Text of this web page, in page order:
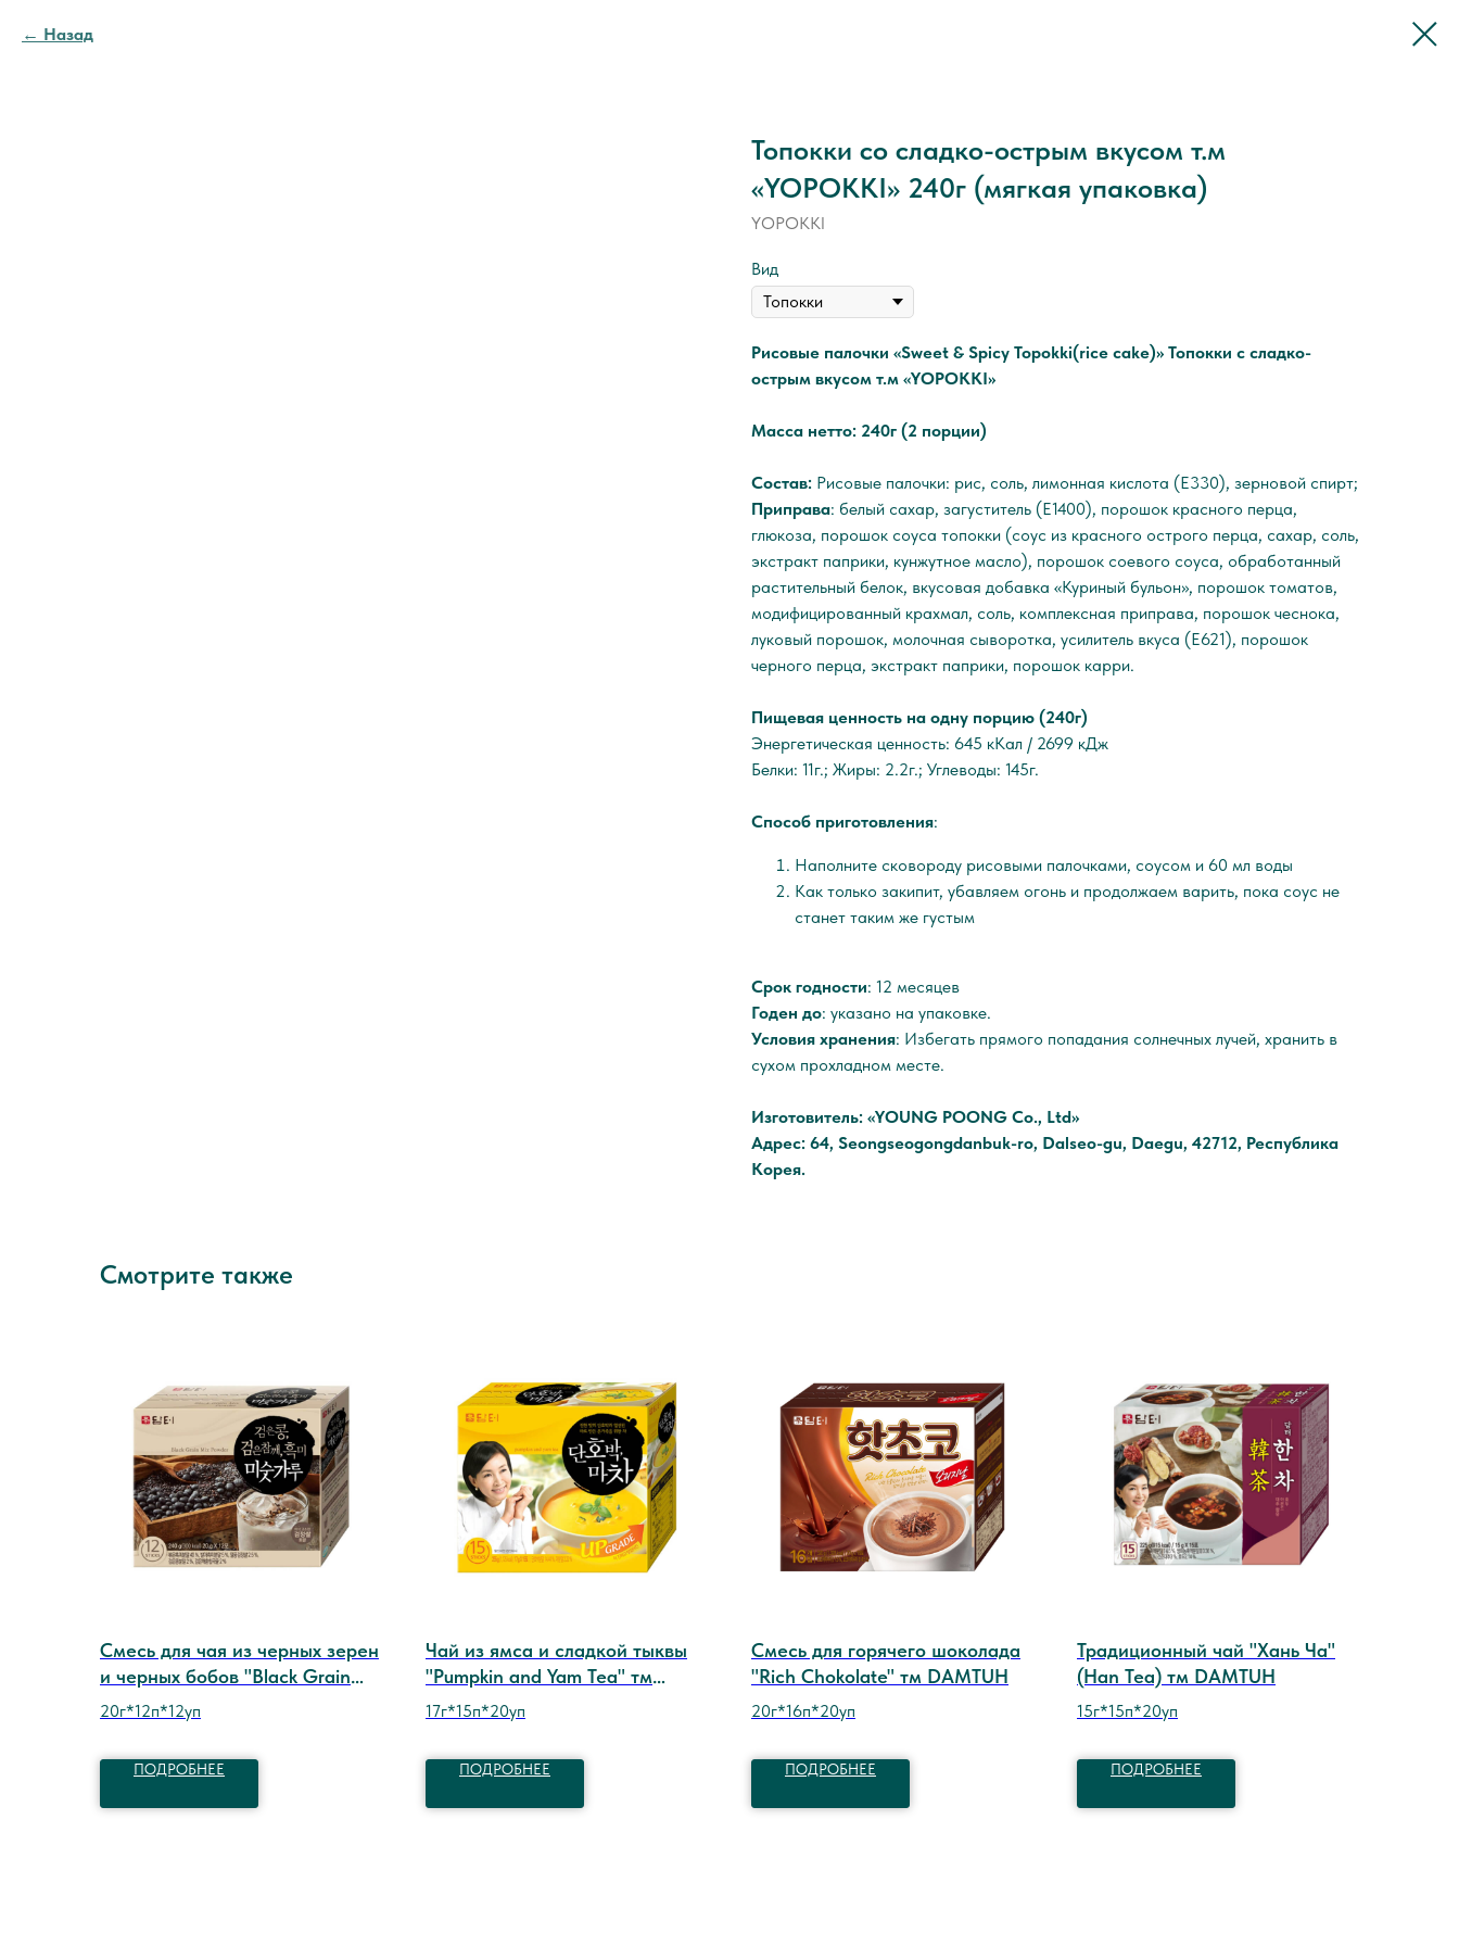
Назад
Топокки со сладко-острым вкусом т.м
«YOPOKKI» 240г (мягкая упаковка)
YOPOKKI
Вид
Рисовые палочки «Sweet & Spicy Topokki(rice cake)» Топокки с сладко-
острым вкусом т.м «YOPOKKI»
Масса нетто: 240г (2 порции)
Состав: Рисовые палочки: рис, соль, лимонная кислота (Е330), зерновой спирт;
Приправа: белый сахар, загуститель (Е1400), порошок красного перца,
глюкоза, порошок соуса топокки (соус из красного острого перца, сахар, соль,
экстракт паприки, кунжутное масло), порошок соевого соуса, обработанный
растительный белок, вкусовая добавка «Куриный бульон», порошок томатов,
модифицированный крахмал, соль, комплексная приправа, порошок чеснока,
луковый порошок, молочная сыворотка, усилитель вкуса (Е621), порошок
черного перца, экстракт паприки, порошок карри.
Пищевая ценность на одну порцию (240г)
Энергетическая ценность: 645 кКал / 2699 кДж
Белки: 11г.; Жиры: 2.2г.; Углеводы: 145г.
Способ приготовления:
Наполните сковороду рисовыми палочками, соусом и 60 мл воды
Как только закипит, убавляем огонь и продолжаем варить, пока соус не
станет таким же густым
Срок годности: 12 месяцев
Годен до: указано на упаковке.
Условия хранения: Избегать прямого попадания солнечных лучей, хранить в
сухом прохладном месте.
Изготовитель: «YOUNG POONG Co., Ltd»
Адрес: 64, Seongseogongdanbuk-ro, Dalseo-gu, Daegu, 42712, Республика
Корея.
Смотрите также
Смесь для чая из черных зерен
и черных бобов "Black Grain
Mix Powder" тм DAMTUH
20г*12п*12уп
ПОДРОБНЕЕ
Чай из ямса и сладкой тыквы
"Pumpkin and Yam Tea" тм
DAMTUH
17г*15п*20уп
ПОДРОБНЕЕ
Смесь для горячего шоколада
"Rich Chokolate" тм DAMTUH
20г*16п*20уп
ПОДРОБНЕЕ
Традиционный чай "Хань Ча"
(Han Tea) тм DAMTUH
15г*15п*20уп
ПОДРОБНЕЕ